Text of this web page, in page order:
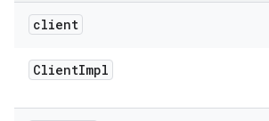
client
ClientImpl